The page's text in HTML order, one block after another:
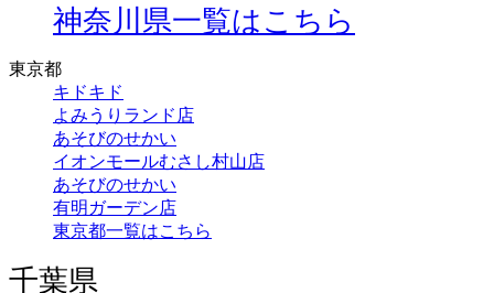
神奈川県一覧はこちら
東京都
キドキド
よみうりランド店
あそびのせかい
イオンモールむさし村山店
あそびのせかい
有明ガーデン店
東京都一覧はこちら
千葉県